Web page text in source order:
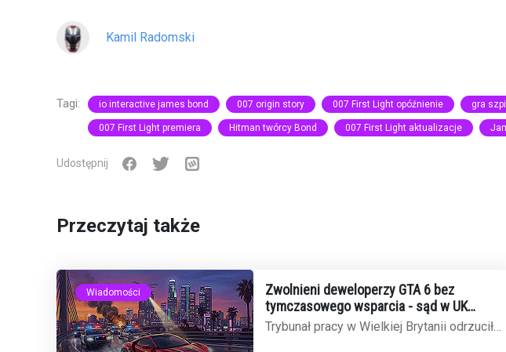
Kamil Radomski
Tagi: io interactive james bond 007 origin story 007 First Light opóźnienie gra
007 First Light premiera Hitman twórcy Bond 007 First Light aktualizacje
Udostępnij
Przeczytaj także
Wiadomości
Zwolnieni deweloperzy GTA 6 bez
tymczasowego wsparcia - sąd w UK
odrzuca wniosek Rockstar
Trybunał pracy w Wielkiej Brytanii odrzucił